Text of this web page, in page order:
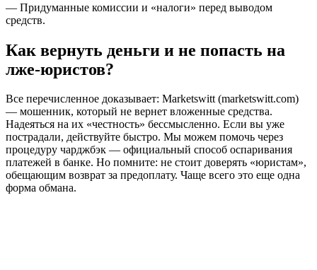
— Придуманные комиссии и «налоги» перед выводом
средств.
Как вернуть деньги и не попасть на
лже-юристов?
Все перечисленное доказывает: Marketswitt (marketswitt.com)
— мошенник, который не вернет вложенные средства.
Надеяться на их «честность» бессмысленно. Если вы уже
пострадали, действуйте быстро. Мы можем помочь через
процедуру чарджбэк — официальный способ оспаривания
платежей в банке. Но помните: не стоит доверять «юристам»,
обещающим возврат за предоплату. Чаще всего это еще одна
форма обмана.